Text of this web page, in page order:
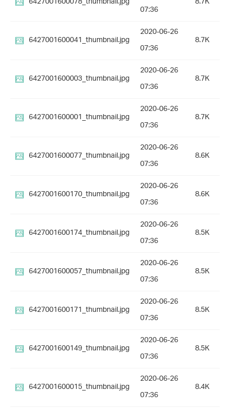
07:36
6427001600041_thumbnail.jpg
2020-06-26
07:36
8.7K
6427001600003_thumbnail.jpg
2020-06-26
07:36
8.7K
6427001600001_thumbnail.jpg
2020-06-26
07:36
8.7K
6427001600077_thumbnail.jpg
2020-06-26
07:36
8.6K
6427001600170_thumbnail.jpg
2020-06-26
07:36
8.6K
6427001600174_thumbnail.jpg
2020-06-26
07:36
8.5K
6427001600057_thumbnail.jpg
2020-06-26
07:36
8.5K
6427001600171_thumbnail.jpg
2020-06-26
07:36
8.5K
6427001600149_thumbnail.jpg
2020-06-26
07:36
8.5K
6427001600015_thumbnail.jpg
2020-06-26
07:36
8.4K